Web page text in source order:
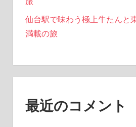
仙台駅で味わう極上牛たんと
満載の旅
最近のコメント